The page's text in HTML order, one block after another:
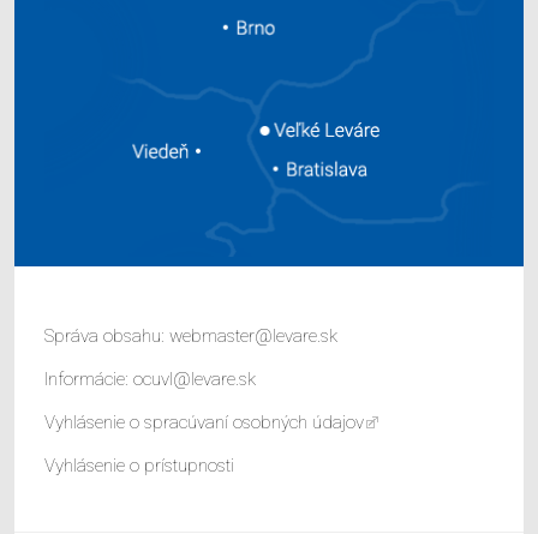
Správa obsahu: webmaster@levare.sk
Informácie: ocuvl@levare.sk
Vyhlásenie o spracúvaní osobných údajov
Vyhlásenie o prístupnosti